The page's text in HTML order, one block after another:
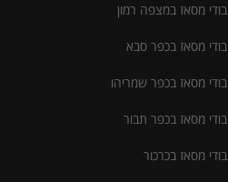
בודי מסאז במצפה רמון
בודי מסאז בכפר סבא
בודי מסאז בכפר שמריהו
בודי מסאז בכפר תבור
בודי מסאז בכרכור